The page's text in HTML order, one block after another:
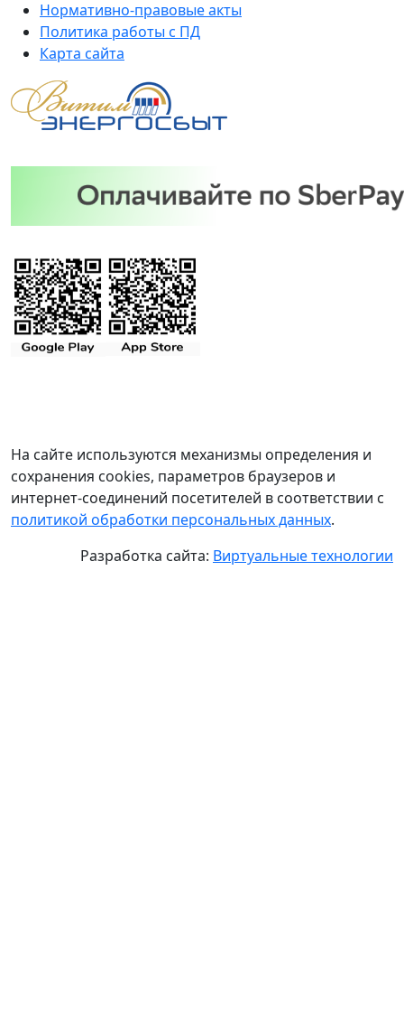
Нормативно-правовые акты
Политика работы с ПД
Карта сайта
На сайте используются механизмы определения и
сохранения cookies, параметров браузеров и
интернет-соединений посетителей в соответствии с
политикой обработки персональных данных.
Разработка сайта: Виртуальные технологии